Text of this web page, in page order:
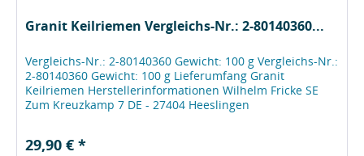
Granit Keilriemen Vergleichs-Nr.: 2-80140360...
Vergleichs-Nr.: 2-80140360 Gewicht: 100 g Vergleichs-Nr.:
2-80140360 Gewicht: 100 g Lieferumfang Granit
Keilriemen Herstellerinformationen Wilhelm Fricke SE
Zum Kreuzkamp 7 DE - 27404 Heeslingen
29,90 € *